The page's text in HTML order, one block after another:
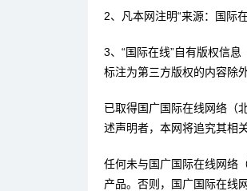
2、凡本网注明“来源：国际
3、“国际在线”自有版权信息
标注为第三方版权的内容除
已取得国广国际在线网络（
述声明者，本网将追究其相
任何未与国广国际在线网络
产品。否则，国广国际在线